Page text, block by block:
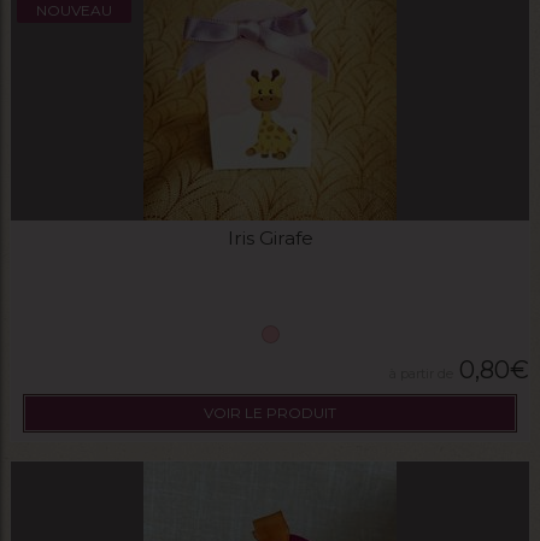
NOUVEAU
Iris Girafe
0,80€
VOIR LE PRODUIT